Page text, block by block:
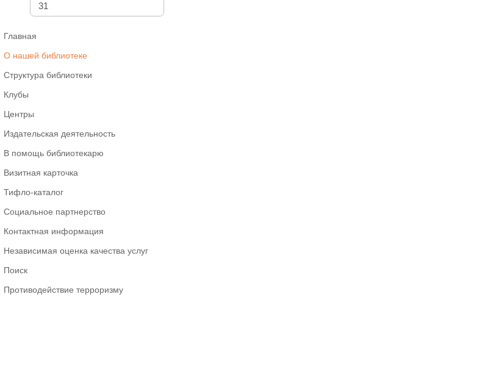
31
Главная
О нашей библиотеке
Структура библиотеки
Клубы
Центры
Издательская деятельность
В помощь библиотекарю
Визитная карточка
Тифло-каталог
Социальное партнерство
Контактная информация
Независимая оценка качества услуг
Поиск
Противодействие терроризму